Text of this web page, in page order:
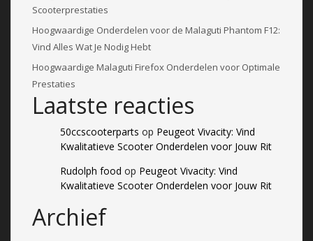
Scooterprestaties
Hoogwaardige Onderdelen voor de Malaguti Phantom F12:
Vind Alles Wat Je Nodig Hebt
Hoogwaardige Malaguti Firefox Onderdelen voor Optimale
Prestaties
Laatste reacties
50ccscooterparts op Peugeot Vivacity: Vind
Kwalitatieve Scooter Onderdelen voor Jouw Rit
Rudolph food op Peugeot Vivacity: Vind
Kwalitatieve Scooter Onderdelen voor Jouw Rit
Archief